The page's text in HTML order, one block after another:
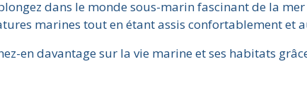
dans le monde sous-marin fascinant de la
marines tout en étant assis confortablement et
en davantage sur la vie marine et ses habitats